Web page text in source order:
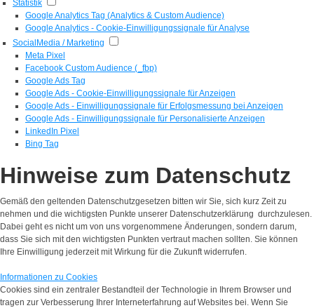
Statistik
Google Analytics Tag (Analytics & Custom Audience)
Google Analytics - Cookie-Einwilligungssignale für Analyse
SocialMedia / Marketing
Meta Pixel
Facebook Custom Audience (_fbp)
Google Ads Tag
Google Ads - Cookie-Einwilligungssignale für Anzeigen
Google Ads - Einwilligungssignale für Erfolgsmessung bei Anzeigen
Google Ads - Einwilligungssignale für Personalisierte Anzeigen
LinkedIn Pixel
Bing Tag
Hinweise zum Datenschutz
Gemäß den geltenden Datenschutzgesetzen bitten wir Sie, sich kurz Zeit zu
nehmen und die wichtigsten Punkte unserer Datenschutzerklärung durchzulesen.
Dabei geht es nicht um von uns vorgenommene Änderungen, sondern darum,
dass Sie sich mit den wichtigsten Punkten vertraut machen sollten. Sie können
Ihre Einwilligung jederzeit mit Wirkung für die Zukunft widerrufen.
Informationen zu Cookies
Cookies sind ein zentraler Bestandteil der Technologie in Ihrem Browser und
tragen zur Verbesserung Ihrer Interneterfahrung auf Websites bei. Wenn Sie